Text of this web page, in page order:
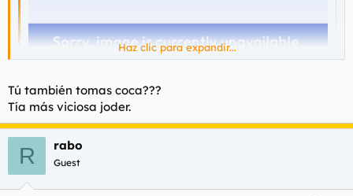
no es photoshop leches, ni lo tengo instalado :x :x
mesingual ke no me creais si total ya sabia ke me tomais por
loca
Haz clic para expandir...
Tú también tomas coca???
Tía más viciosa joder.
R rabo
Guest